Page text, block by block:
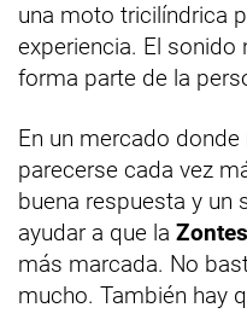
una moto tricilíndrica
experiencia. El
forma parte de la
En un mercado
parecerse cada vez
buena respuesta y un
ayudar a que la
más marcada. No
mucho. También hay